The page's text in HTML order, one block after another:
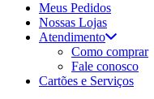
Meus Pedidos
Nossas Lojas
Atendimento
Como comprar
Fale conosco
Cartões e Serviços